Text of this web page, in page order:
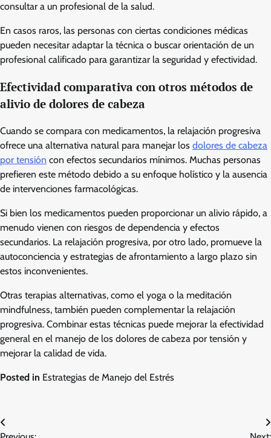
consultar a un profesional de la salud.
En casos raros, las personas con ciertas condiciones médicas
pueden necesitar adaptar la técnica o buscar orientación de un
profesional calificado para garantizar la seguridad y efectividad.
Efectividad comparativa con otros métodos de
alivio de dolores de cabeza
Cuando se compara con medicamentos, la relajación progresiva
ofrece una alternativa natural para manejar los dolores de cabeza
por tensión con efectos secundarios mínimos. Muchas personas
prefieren este método debido a su enfoque holístico y la ausencia
de intervenciones farmacológicas.
Si bien los medicamentos pueden proporcionar un alivio rápido, a
menudo vienen con riesgos de dependencia y efectos
secundarios. La relajación progresiva, por otro lado, promueve la
autoconciencia y estrategias de afrontamiento a largo plazo sin
estos inconvenientes.
Otras terapias alternativas, como el yoga o la meditación
mindfulness, también pueden complementar la relajación
progresiva. Combinar estas técnicas puede mejorar la efectividad
general en el manejo de los dolores de cabeza por tensión y
mejorar la calidad de vida.
Posted in Estrategias de Manejo del Estrés
Post